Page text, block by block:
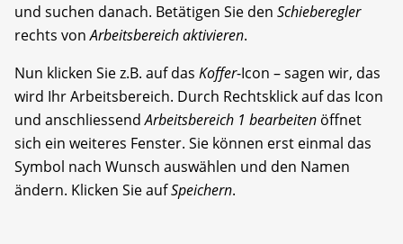
und suchen danach. Betätigen Sie den Schieberegler
rechts vonArbeitsbereich aktivieren.
Nun klicken Sie z.B. auf das Koffer-Icon – sagen wir, das
wird Ihr Arbeitsbereich. Durch Rechtsklick auf das Icon
und anschliessendArbeitsbereich 1 bearbeiten öffnet
sich ein weiteres Fenster. Sie können erst einmal das
Symbol nach Wunsch auswählen und den Namen
ändern. Klicken Sie aufSpeichern.